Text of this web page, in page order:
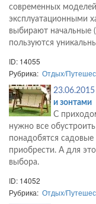
современных
эксплуатационными
выбирают начальные
пользуются
ID: 14055
Рубрика: Отдых/
23.06.2015
и зонтами
С
нужно все
понадобятся садовые
приобрести. А для
выбора.
ID: 14052
Рубрика: Отдых/